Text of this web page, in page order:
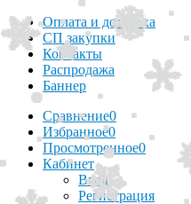
Оплата и доставка
СП закупки
Контакты
Распродажа
Баннер
Сравнение0
Избранное0
Просмотренное0
Кабинет
Вход
Регистрация